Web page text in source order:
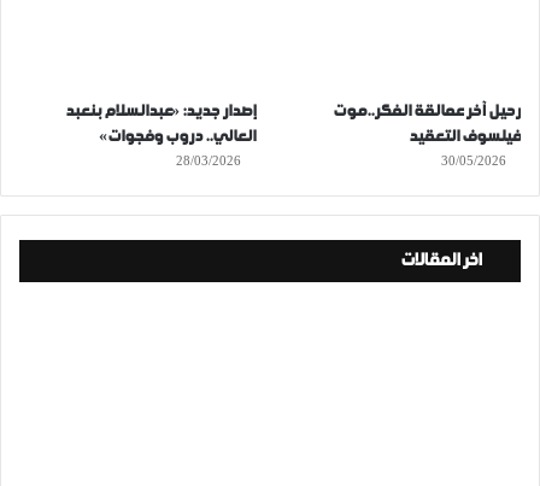
رحيل آخر عمالقة الفكر..موت
فيلسوف التعقيد
30/05/2026
إصدار جديد: «عبدالسلام بنعبد
العالي.. دروب وفجوات»
28/03/2026
اخر المقالات